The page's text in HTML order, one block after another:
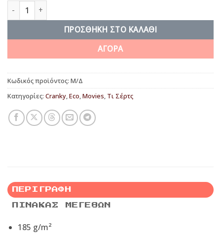
Private! ποσότητα
ΠΡΟΣΘΉΚΗ ΣΤΟ ΚΑΛΆΘΙ
ΑΓΟΡΑ
Κωδικός προϊόντος: Μ/Δ
Κατηγορίες: Cranky,Eco,Movies, Τι Σέρτς
ΠΕΡΙΓΡΑΦΉ
ΠΊΝΑΚΑΣ ΜΕΓΕΘΏΝ
185 g/m²